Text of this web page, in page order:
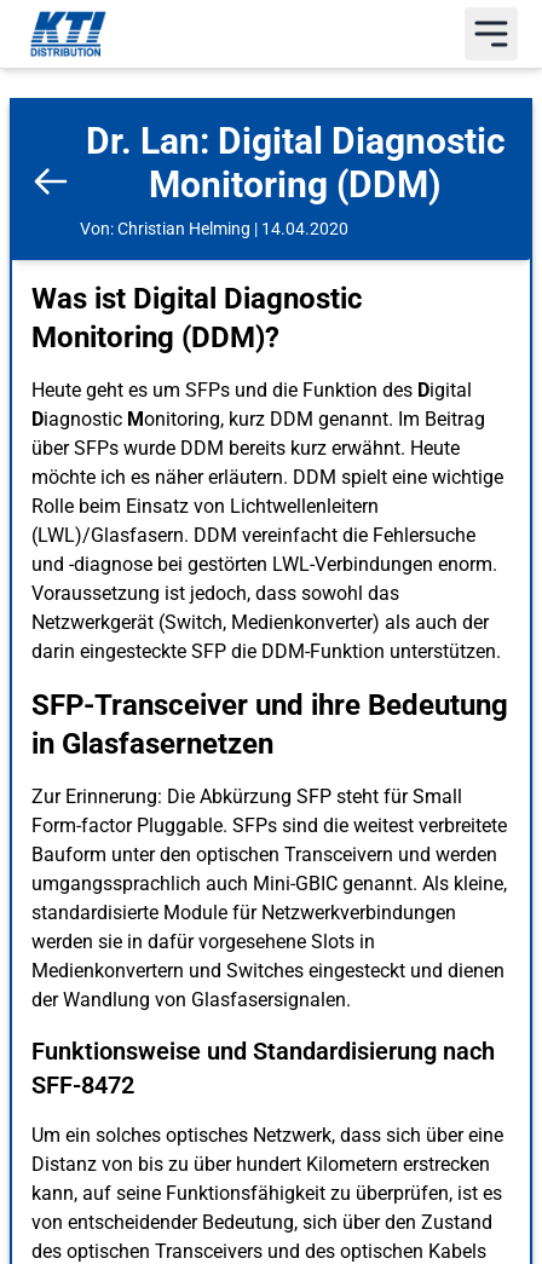
Dr. Lan: Digital Diagnostic
Monitoring (DDM)
Von: Christian Helming | 14.04.2020
Was ist Digital Diagnostic
Monitoring (DDM)?
Heute geht es um SFPs und die Funktion des Digital
Diagnostic Monitoring, kurz DDM genannt. Im Beitrag
über SFPs wurde DDM bereits kurz erwähnt. Heute
möchte ich es näher erläutern. DDM spielt eine wichtige
Rolle beim Einsatz von Lichtwellenleitern
(LWL)/Glasfasern. DDM vereinfacht die Fehlersuche
und -diagnose bei gestörten LWL-Verbindungen enorm.
Voraussetzung ist jedoch, dass sowohl das
Netzwerkgerät (Switch, Medienkonverter) als auch der
darin eingesteckte SFP die DDM-Funktion unterstützen.
SFP-Transceiver und ihre Bedeutung
in Glasfasernetzen
Zur Erinnerung: Die Abkürzung SFP steht für Small
Form-factor Pluggable. SFPs sind die weitest verbreitete
Bauform unter den optischen Transceivern und werden
umgangssprachlich auch Mini-GBIC genannt. Als kleine,
standardisierte Module für Netzwerkverbindungen
werden sie in dafür vorgesehene Slots in
Medienkonvertern und Switches eingesteckt und dienen
der Wandlung von Glasfasersignalen.
Funktionsweise und Standardisierung nach
SFF-8472
Um ein solches optisches Netzwerk, dass sich über eine
Distanz von bis zu über hundert Kilometern erstrecken
kann, auf seine Funktionsfähigkeit zu überprüfen, ist es
von entscheidender Bedeutung, sich über den Zustand
des optischen Transceivers und des optischen Kabels